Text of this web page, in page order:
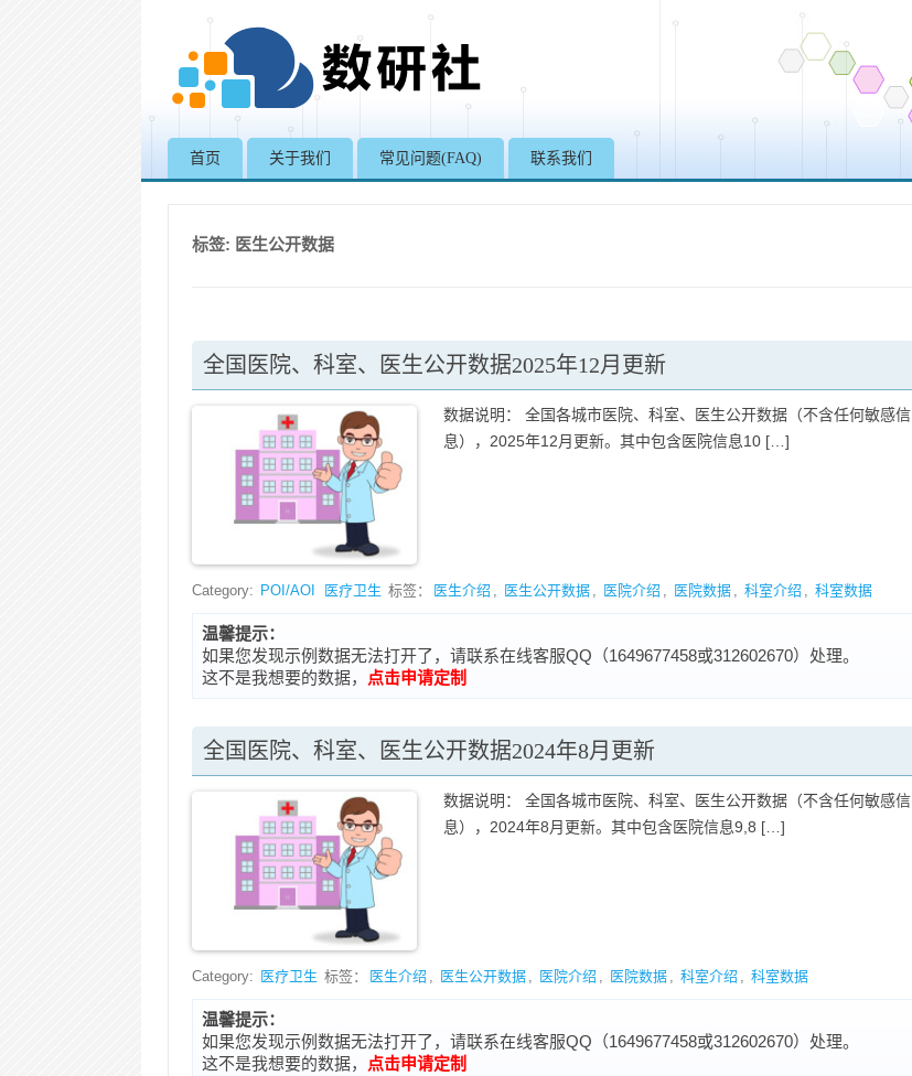
首页 关于我们 常见问题(FAQ) 联系我们
标签: 医生公开数据
全国医院、科室、医生公开数据2025年12月更新
数据说明： 全国各城市医院、科室、医生公开数据（不含任何敏感信
息），2025年12月更新。其中包含医院信息10 […]
Category: POI/AOI 医疗卫生 标签： 医生介绍 , 医生公开数据 , 医院介绍 , 医院数据 , 科室介绍 , 科室数据
温馨提示：
如果您发现示例数据无法打开了，请联系在线客服QQ（1649677458或312602670）处理。
这不是我想要的数据，
点击申请定制
全国医院、科室、医生公开数据2024年8月更新
数据说明： 全国各城市医院、科室、医生公开数据（不含任何敏感信
息），2024年8月更新。其中包含医院信息9,8 […]
Category: 医疗卫生 标签： 医生介绍 , 医生公开数据 , 医院介绍 , 医院数据 , 科室介绍 , 科室数据
温馨提示：
如果您发现示例数据无法打开了，请联系在线客服QQ（1649677458或312602670）处理。
这不是我想要的数据，
点击申请定制